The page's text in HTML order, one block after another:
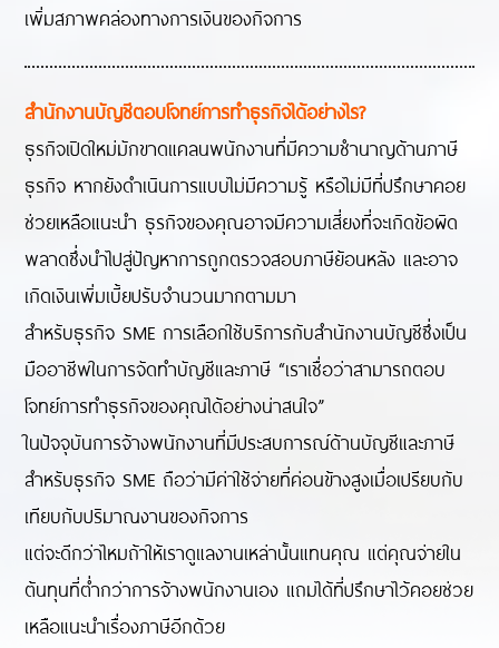
เพิ่มสภาพคล่องทางการเงินของกิจการ
สำนักงานบัญชีตอบโจทย์การทำธุรกิจได้อย่างไร?
ธุรกิจเปิดใหม่มักขาดแคลนพนักงานที่มีความชำนาญด้านภาษี
ธุรกิจ หากยังดำเนินการแบบไม่มีความรู้ หรือไม่มีที่ปรึกษาคอย
ช่วยเหลือแนะนำ ธุรกิจของคุณอาจมีความเสี่ยงที่จะเกิดข้อผิด
พลาดซึ่งนำไปสู่ปัญหาการถูกตรวจสอบภาษีย้อนหลัง และอาจ
เกิดเงินเพิ่มเบี้ยปรับจำนวนมากตามมา
สำหรับธุรกิจ SME การเลือกใช้บริการกับสำนักงานบัญชีซึ่งเป็น
มืออาชีพในการจัดทำบัญชีและภาษี “เราเชื่อว่าสามารถตอบ
โจทย์การทำธุรกิจของคุณได้อย่างน่าสนใจ”
ในปัจจุบันการจ้างพนักงานที่มีประสบการณ์ด้านบัญชีและภาษี
สำหรับธุรกิจ SME ถือว่ามีค่าใช้จ่ายที่ค่อนข้างสูงเมื่อเปรียบกับ
เทียบกับปริมาณงานของกิจการ
แต่จะดีกว่าไหมถ้าให้เราดูแลงานเหล่านั้นแทนคุณ แต่คุณจ่ายใน
ต้นทุนที่ต่ำกว่าการจ้างพนักงานเอง แถมได้ที่ปรึกษาไว้คอยช่วย
เหลือแนะนำเรื่องภาษีอีกด้วย